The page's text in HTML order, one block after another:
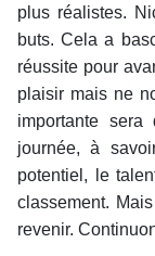
plus réalistes.
buts. Cela a
réussite pour
plaisir mais ne
importante
journée, à
potentiel, le
classement.
revenir.